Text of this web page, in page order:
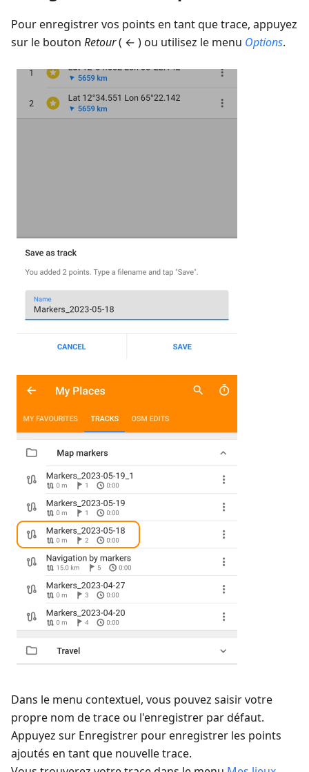
Pour enregistrer vos points en tant que trace, appuyez
sur le bouton Retour( ← ) ou utilisez le menu Options.
Dans le menu contextuel, vous pouvez saisir votre
propre nom de trace ou l'enregistrer par défaut.
Appuyez sur Enregistrer pour enregistrer les points
ajoutés en tant que nouvelle trace.